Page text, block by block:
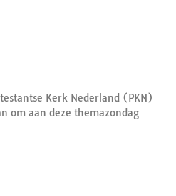
Kerk Nederland (PKN)
om aan deze themazondag